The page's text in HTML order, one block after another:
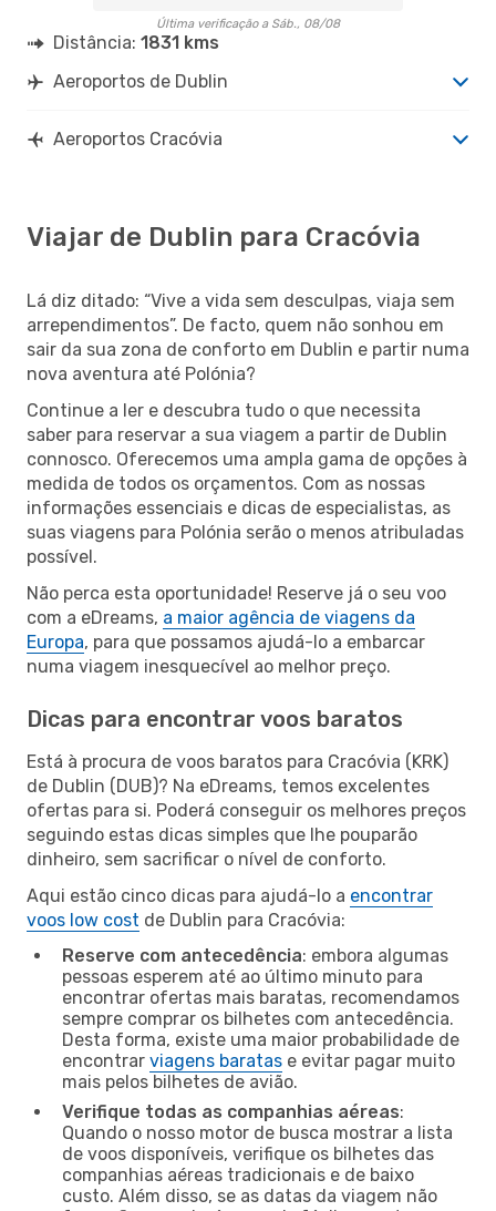
Última verificação a Sáb., 08/08
Distância: 1831 kms
Aeroportos de Dublin
Aeroportos Cracóvia
Viajar de Dublin para Cracóvia
Lá diz ditado: “Vive a vida sem desculpas, viaja sem
arrependimentos”. De facto, quem não sonhou em
sair da sua zona de conforto em Dublin e partir numa
nova aventura até Polónia?
Continue a ler e descubra tudo o que necessita
saber para reservar a sua viagem a partir de Dublin
connosco. Oferecemos uma ampla gama de opções à
medida de todos os orçamentos. Com as nossas
informações essenciais e dicas de especialistas, as
suas viagens para Polónia serão o menos atribuladas
possível.
Não perca esta oportunidade! Reserve já o seu voo
com a eDreams, a maior agência de viagens da
Europa, para que possamos ajudá-lo a embarcar
numa viagem inesquecível ao melhor preço.
Dicas para encontrar voos baratos
Está à procura de voos baratos para Cracóvia (KRK)
de Dublin (DUB)? Na eDreams, temos excelentes
ofertas para si. Poderá conseguir os melhores preços
seguindo estas dicas simples que lhe pouparão
dinheiro, sem sacrificar o nível de conforto.
Aqui estão cinco dicas para ajudá-lo a encontrar
voos low cost de Dublin para Cracóvia:
Reserve com antecedência: embora algumas
pessoas esperem até ao último minuto para
encontrar ofertas mais baratas, recomendamos
sempre comprar os bilhetes com antecedência.
Desta forma, existe uma maior probabilidade de
encontrar viagens baratas e evitar pagar muito
mais pelos bilhetes de avião.
Verifique todas as companhias aéreas:
Quando o nosso motor de busca mostrar a lista
de voos disponíveis, verifique os bilhetes das
companhias aéreas tradicionais e de baixo
custo. Além disso, se as datas da viagem não